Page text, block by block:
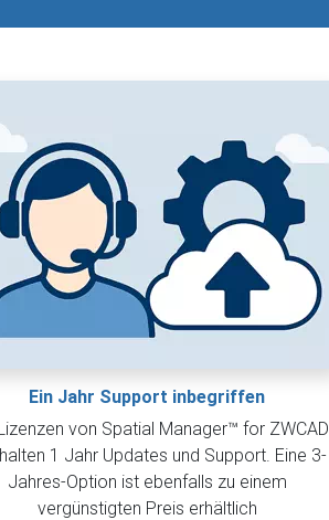
Ein Jahr Support inbegriffen
von Spatial Manager™ for ZWCAD
1 Jahr Updates und Support. Eine 3-
Jahres-Option ist ebenfalls zu einem
vergünstigten Preis erhältlich